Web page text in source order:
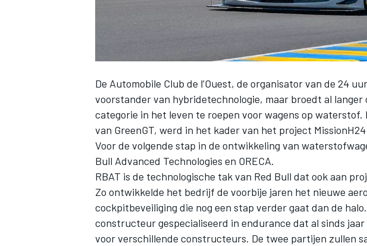
WEC DTM
De Automobile Club de l’Ouest, de organisator van de 24
voorstander van hybridetechnologie, maar broedt al langer
categorie in het leven te roepen voor wagens op waterstof.
van GreenGT, werd in het kader van het project
Voor de volgende stap in de ontwikkeling van
Bull Advanced Technologies en ORECA.
RBAT is de technologische tak van Red Bull dat ook aan
Zo ontwikkelde het bedrijf de voorbije jaren het nieuwe
cockpitbeveiliging die nog een stap verder gaat dan de halo.
constructeur gespecialiseerd in endurance dat al sinds
voor verschillende constructeurs. De twee partijen zullen